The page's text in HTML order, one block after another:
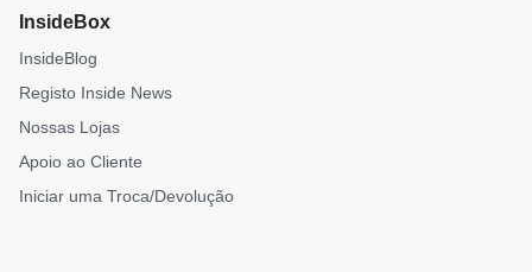
InsideBox
InsideBlog
Registo Inside News
Nossas Lojas
Apoio ao Cliente
Iniciar uma Troca/Devolução